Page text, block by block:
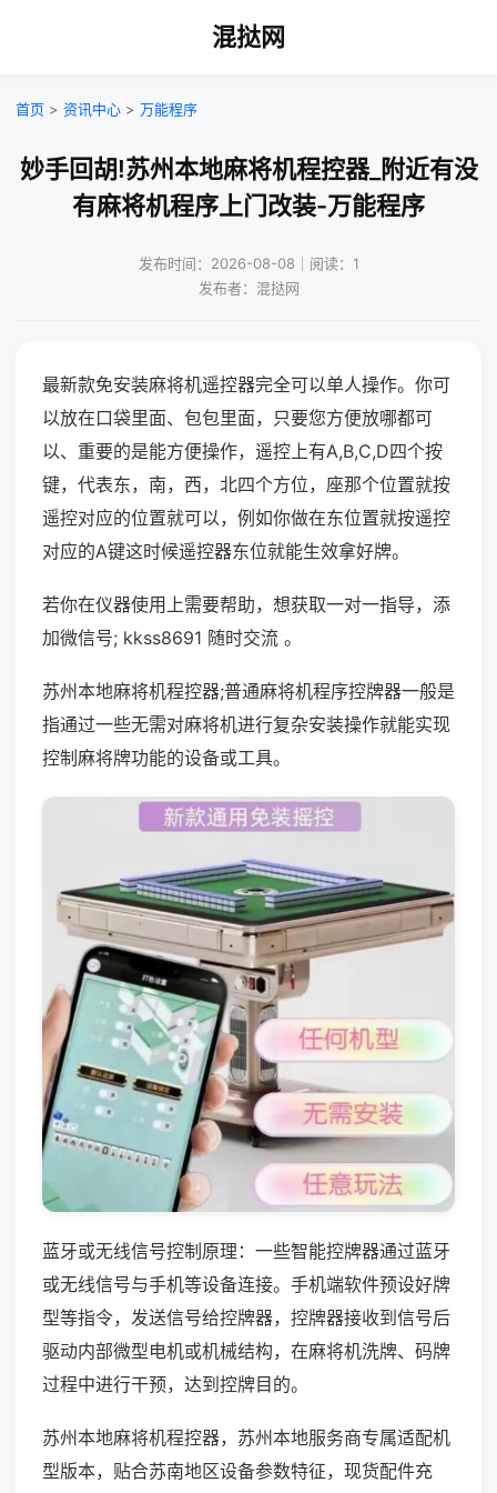
混挞网
首页 > 资讯中心 > 万能程序
妙手回胡!苏州本地麻将机程控器_附近有没
有麻将机程序上门改装-万能程序
发布时间：2026-08-08｜阅读：1
发布者：混挞网
最新款免安装麻将机遥控器完全可以单人操作。你可
以放在口袋里面、包包里面，只要您方便放哪都可
以、重要的是能方便操作，遥控上有A,B,C,D四个按
键，代表东，南，西，北四个方位，座那个位置就按
遥控对应的位置就可以，例如你做在东位置就按遥控
对应的A键这时候遥控器东位就能生效拿好牌。
若你在仪器使用上需要帮助，想获取一对一指导，添
加微信号; kkss8691 随时交流 。
苏州本地麻将机程控器;普通麻将机程序控牌器一般是
指通过一些无需对麻将机进行复杂安装操作就能实现
控制麻将牌功能的设备或工具。
蓝牙或无线信号控制原理：一些智能控牌器通过蓝牙
或无线信号与手机等设备连接。手机端软件预设好牌
型等指令，发送信号给控牌器，控牌器接收到信号后
驱动内部微型电机或机械结构，在麻将机洗牌、码牌
过程中进行干预，达到控牌目的。
苏州本地麻将机程控器，苏州本地服务商专属适配机
型版本，贴合苏南地区设备参数特征，现货配件充